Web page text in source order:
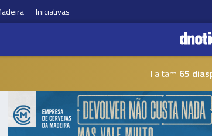
Iniciativas
Faltam 65 dias